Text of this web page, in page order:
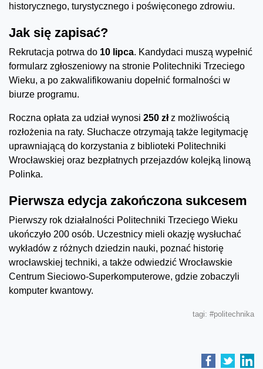
historycznego, turystycznego i poświęconego zdrowiu.
Jak się zapisać?
Rekrutacja potrwa do 10 lipca. Kandydaci muszą wypełnić
formularz zgłoszeniowy na stronie Politechniki Trzeciego
Wieku, a po zakwalifikowaniu dopełnić formalności w
biurze programu.
Roczna opłata za udział wynosi 250 złz możliwością
rozłożenia na raty. Słuchacze otrzymają także legitymację
uprawniającą do korzystania z biblioteki Politechniki
Wrocławskiej oraz bezpłatnych przejazdów kolejką linową
Polinka.
Pierwsza edycja zakończona sukcesem
Pierwszy rok działalności Politechniki Trzeciego Wieku
ukończyło 200 osób. Uczestnicy mieli okazję wysłuchać
wykładów z różnych dziedzin nauki, poznać historię
wrocławskiej techniki, a także odwiedzić Wrocławskie
Centrum Sieciowo-Superkomputerowe, gdzie zobaczyli
komputer kwantowy.
tagi: #politechnika